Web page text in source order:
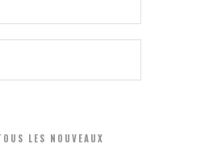
LES NOUVEAUX